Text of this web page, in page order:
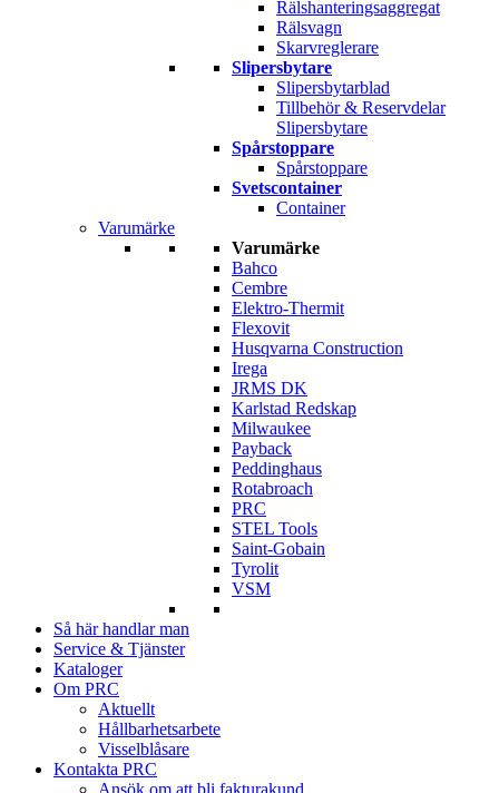
Rälshanteringsaggregat
Rälsvagn
Skarvreglerare
Slipersbytare
Slipersbytarblad
Tillbehör & Reservdelar
Slipersbytare
Spårstoppare
Spårstoppare
Svetscontainer
Container
Varumärke
Varumärke
Bahco
Cembre
Elektro-Thermit
Flexovit
Husqvarna Construction
Irega
JRMS DK
Karlstad Redskap
Milwaukee
Payback
Peddinghaus
Rotabroach
PRC
STEL Tools
Saint-Gobain
Tyrolit
VSM
Så här handlar man
Service & Tjänster
Kataloger
Om PRC
Aktuellt
Hållbarhetsarbete
Visselblåsare
Kontakta PRC
Ansök om att bli fakturakund